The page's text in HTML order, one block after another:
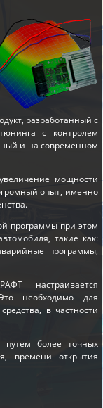
разработанный с
с контролем
и на современном
мощности
опыт, именно
программы при этом
такие как:
программы,
настраивается
необходимо для
в частности
путем более точных
времени открытия